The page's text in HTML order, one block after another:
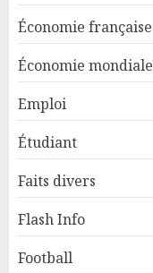
Économie française
Économie mondiale
Emploi
Étudiant
Faits divers
Flash Info
Football